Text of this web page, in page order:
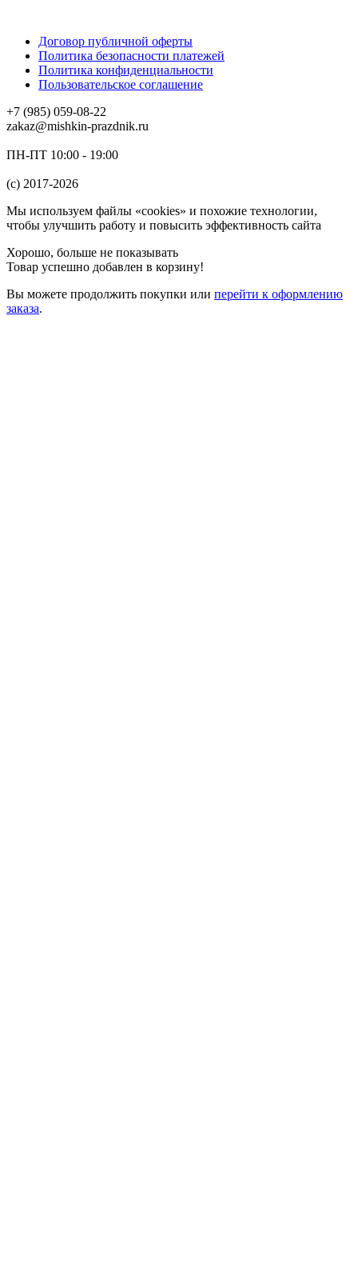
Договор публичной оферты
Политика безопасности платежей
Политика конфиденциальности
Пользовательское соглашение
+7 (985) 059-08-22
zakaz@mishkin-prazdnik.ru
ПН-ПТ 10:00 - 19:00
(c) 2017-2026
Мы используем файлы «cookies» и похожие технологии,
чтобы улучшить работу и повысить эффективность сайта
Хорошо, больше не показывать
Товар успешно добавлен в корзину!
Вы можете продолжить покупки или перейти к оформлению
заказа.